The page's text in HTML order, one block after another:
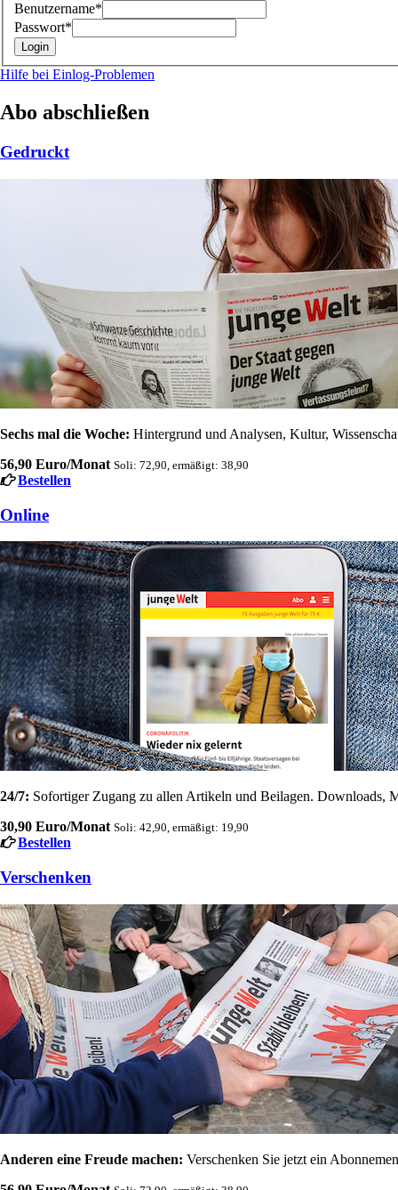
Benutzername*
Passwort*
Hilfe bei Einlog-Problemen
Abo abschließen
Gedruckt
Sechs mal die Woche: Hintergrund und Analysen, Kultur,
56,90 Euro/Monat Soli: 72,90, ermäßigt: 38,90
Bestellen
Online
24/7: Sofortiger Zugang zu allen Artikeln und Beilagen. Downloads,
30,90 Euro/Monat Soli: 42,90, ermäßigt: 19,90
Bestellen
Verschenken
Anderen eine Freude machen: Verschenken Sie jetzt ein